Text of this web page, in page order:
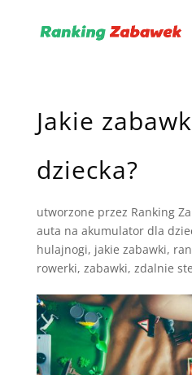
Jakie
dziecka?
utworzone przez Ranking
auta na akumulator dla
hulajnogi, jakie zabawki,
rowerki, zabawki, zdalnie